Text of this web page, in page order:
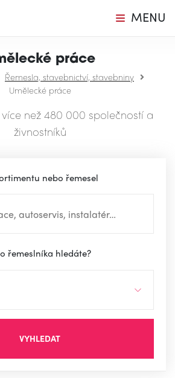
MENU
práce
Řemesla, stavebnictví, stavebniny
Umělecké práce
než 480 000 společností a
živnostníků
nebo řemesel
řemeslníka hledáte?
VYHLEDAT